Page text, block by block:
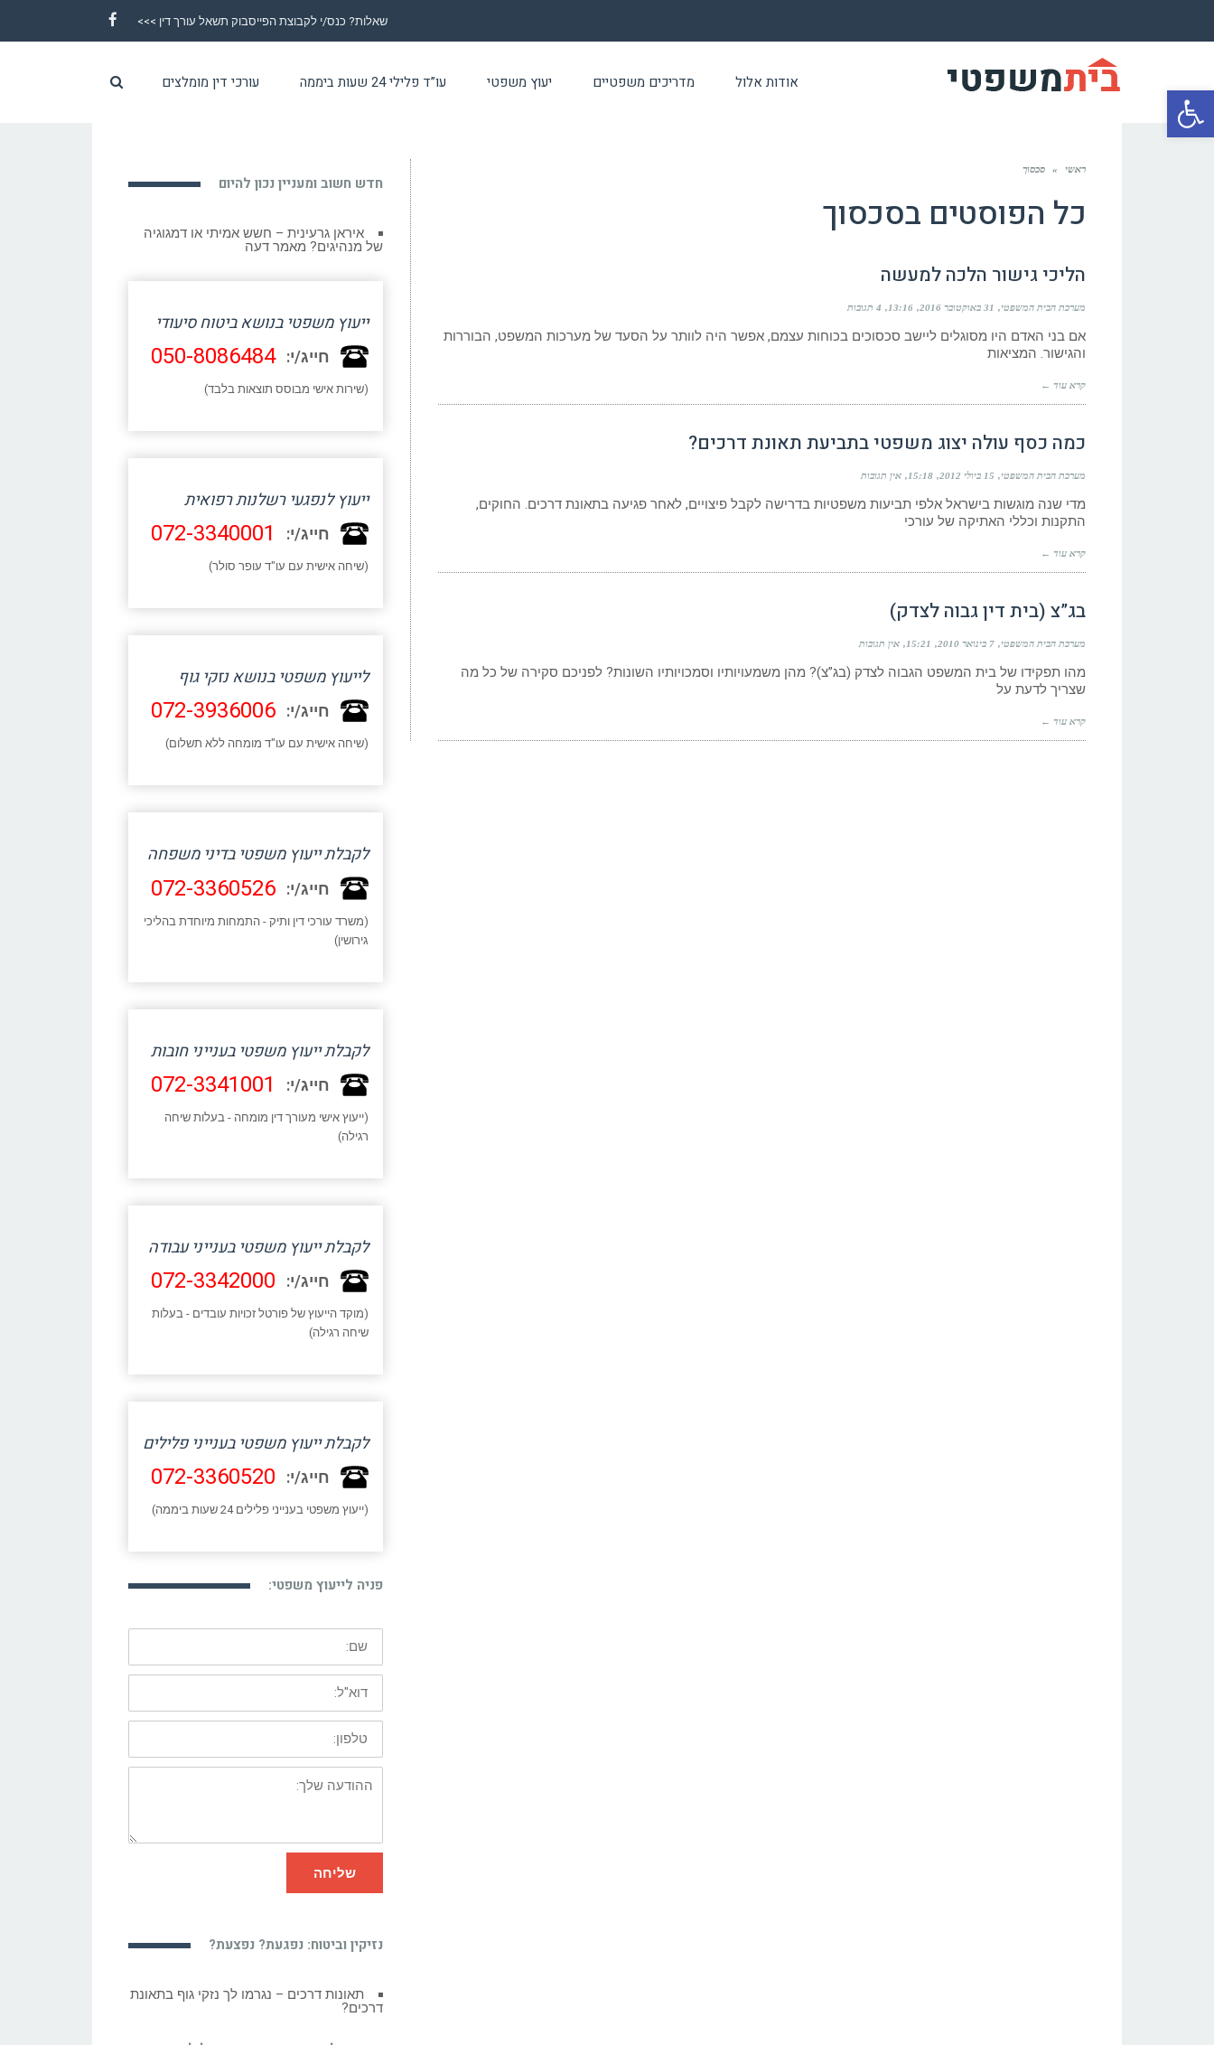
פתח סרגל נגישות
שאלות? כנס/י לקבוצת הפייסבוק תשאל עורך דין >>>
Facebook
אודות אלול מדריכים משפטיים יעוץ משפטי עו”ד פלילי 24 שעות ביממה עורכי דין מומלצים
ראשי » סכסוך
כל הפוסטים בסכסוך
הליכי גישור הלכה למעשה
מערכת הבית המשפטי 31 באוקטובר 2016 13:16 4 תגובות
אם בני האדם היו מסוגלים ליישב סכסוכים בכוחות עצמם, אפשר היה לוותר על הסעד של מערכות המשפט, הבוררות
והגישור. המציאות
קרא עוד ←
כמה כסף עולה יצוג משפטי בתביעת תאונת דרכים?
מערכת הבית המשפטי 15 ביולי 2012 15:18 אין תגובות
מדי שנה מוגשות בישראל אלפי תביעות משפטיות בדרישה לקבל פיצויים, לאחר פגיעה בתאונת דרכים. החוקים,
התקנות וכללי האתיקה של עורכי
קרא עוד ←
בג”צ (בית דין גבוה לצדק)
מערכת הבית המשפטי 7 בינואר 2010 15:21 אין תגובות
מהו תפקידו של בית המשפט הגבוה לצדק (בג”צ)? מהן משמעויותיו וסמכויותיו השונות? לפניכם סקירה של כל מה
שצריך לדעת על
קרא עוד ←
חדש חשוב ומעניין נכון להיום
איראן גרעינית – חשש אמיתי או דמגוגיה
של מנהיגים? מאמר דעה
ייעוץ משפטי בנושא ביטוח סיעודי
חייג/י: 050-8086484
(שירות אישי מבוסס תוצאות בלבד)
ייעוץ לנפגעי רשלנות רפואית
חייג/י: 072-3340001
(שיחה אישית עם עו"ד עופר סולר)
לייעוץ משפטי בנושא נזקי גוף
חייג/י: 072-3936006
(שיחה אישית עם עו"ד מומחה ללא תשלום)
לקבלת ייעוץ משפטי בדיני משפחה
חייג/י: 072-3360526
(משרד עורכי דין ותיק - התמחות מיוחדת בהליכי
גירושין)
לקבלת ייעוץ משפטי בענייני חובות
חייג/י: 072-3341001
(ייעוץ אישי מעורך דין מומחה - בעלות שיחה
רגילה)
לקבלת ייעוץ משפטי בענייני עבודה
חייג/י: 072-3342000
(מוקד הייעוץ של פורטל זכויות עובדים - בעלות
שיחה רגילה)
לקבלת ייעוץ משפטי בענייני פלילים
חייג/י: 072-3360520
(ייעוץ משפטי בענייני פלילים 24 שעות ביממה)
פניה לייעוץ משפטי:
שם:
דוא"ל:
טלפון:
ההודעה
שלך:
שליחה
נזיקין וביטוח: נפגעת? נפצעת?
עוולות מסחריות Commercial wrongs